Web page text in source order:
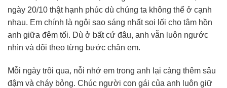
ngày 20/10 thật hạnh phúc dù chúng ta không thể ở cạnh
nhau. Em chính là ngôi sao sáng nhất soi lối cho tâm hồn
anh giữa đêm tối. Dù ở bất cứ đâu, anh vẫn luôn ngước
nhìn và dõi theo từng bước chân em.
Mỗi ngày trôi qua, nỗi nhớ em trong anh lại càng thêm sâu
đậm và cháy bỏng. Chúc người con gái của anh luôn giữ